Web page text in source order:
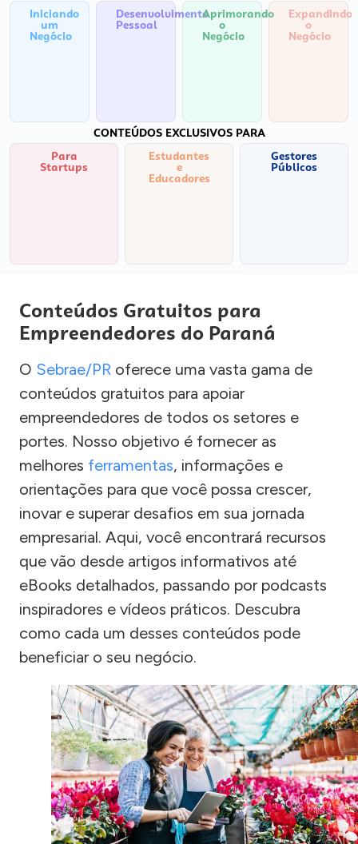
Iniciando
um
Negócio
Desenvolvimento
Pessoal
Aprimorando
o
Negócio
Expandindo
o
Negócio
CONTEÚDOS EXCLUSIVOS PARA
Para
Startups
Estudantes
e
Educadores
Gestores
Públicos
Conteúdos Gratuitos para
Empreendedores do Paraná
O Sebrae/PR oferece uma vasta gama de
conteúdos gratuitos para apoiar
empreendedores de todos os setores e
portes. Nosso objetivo é fornecer as
melhores ferramentas, informações e
orientações para que você possa crescer,
inovar e superar desafios em sua jornada
empresarial. Aqui, você encontrará recursos
que vão desde artigos informativos até
eBooks detalhados, passando por podcasts
inspiradores e vídeos práticos. Descubra
como cada um desses conteúdos pode
beneficiar o seu negócio.